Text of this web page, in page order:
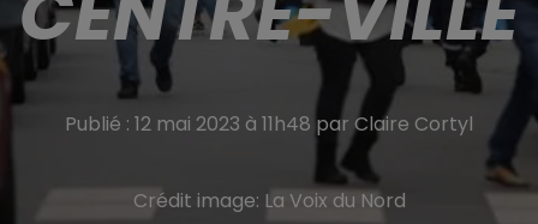
Publié : 12 mai 2023 à 11h48 par Claire Cortyl
Crédit image: La Voix du Nord